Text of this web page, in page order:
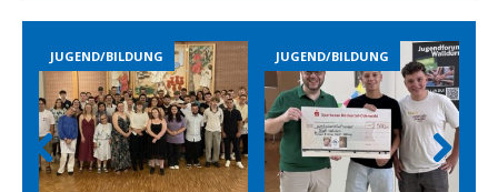
JUGEND/BILDUNG JUGEND/BILDUNG
Prev
Nex